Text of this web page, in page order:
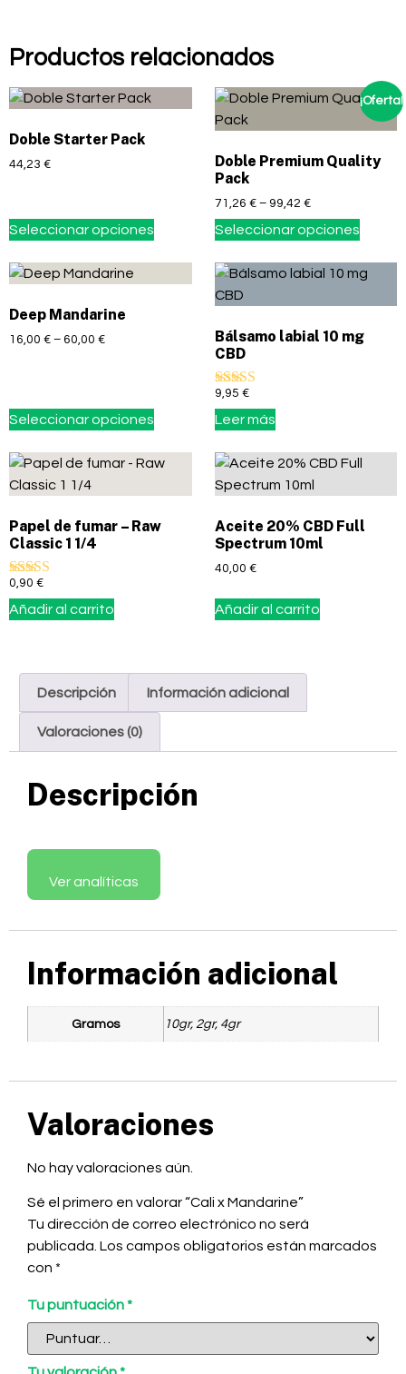
Productos relacionados
Doble Starter Pack
44,23 €
Seleccionar opciones
¡Oferta!
Doble Premium Quality
Pack
71,26 €– 99,42 €
Seleccionar opciones
Deep Mandarine
16,00 € – 60,00 €
Seleccionar opciones
Bálsamo labial 10 mg
CBD
Valorado con
5.00
de 5
9,95 €
Leer más
Papel de fumar – Raw
Classic 1 1/4
Valorado con
5.00
de 5
0,90 €
Añadir al carrito
Aceite 20% CBD Full
Spectrum 10ml
40,00 €
Añadir al carrito
Descripción Información adicional
Valoraciones (0)
Descripción
Ver analíticas
Información adicional
Gramos 10gr, 2gr, 4gr
Valoraciones
No hay valoraciones aún.
Sé el primero en valorar “Cali x Mandarine”
Tu dirección de correo electrónico no será
publicada. Los campos obligatorios están marcados
con *
Tu puntuación*